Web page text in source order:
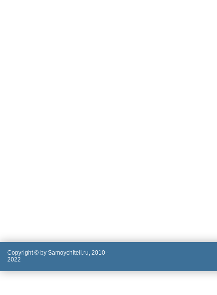
Copyright © by Samoychiteli.ru, 2010 -
2022